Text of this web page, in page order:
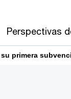
Perspectivas
primera